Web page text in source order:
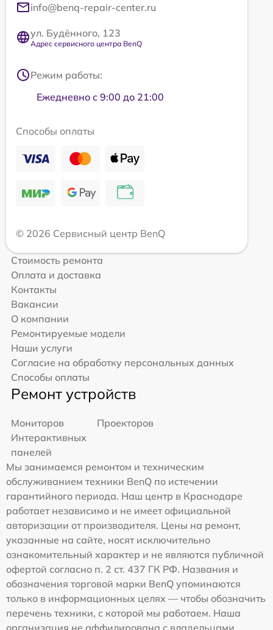
info@benq-repair-center.ru
ул. Будённого, 123
Адрес сервисного центра BenQ
Режим работы:
Ежедневно с 9:00 до 21:00
Способы оплаты
© 2026 Сервисный центр BenQ
Стоимость ремонта
Оплата и доставка
Контакты
Вакансии
О компании
Ремонтируемые модели
Наши услуги
Согласие на обработку персональных данных
Способы оплаты
Ремонт устройств
Мониторов
Проекторов
Интерактивных
панелей
Мы занимаемся ремонтом и техническим
обслуживанием техники BenQ по истечении
гарантийного периода. Наш центр в Краснодаре
работает независимо и не имеет официальной
авторизации от производителя. Цены на ремонт,
указанные на сайте, носят исключительно
ознакомительный характер и не являются публичной
офертой согласно п. 2 ст. 437 ГК РФ. Названия и
обозначения торговой марки BenQ упоминаются
только в информационных целях — чтобы обозначить
перечень техники, с которой мы работаем. Наша
организация не аффилирована с владельцами